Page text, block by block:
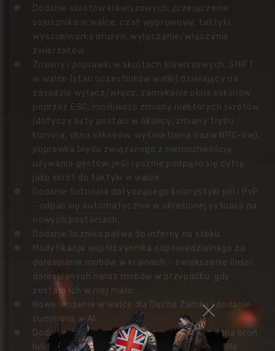
Dodanie skrótów klawiszowych: przełączenie
sojusznika w walce, czat wyprawowy, taktyki,
wyszukiwarka drużyn, wyłączanie/włączanie
zwierzaków.
Zmiany i poprawki w skrótach klawiszowych: SHIFT
w walce (stan uczestników walki) działający na
zasadzie wyłącz/włącz, zamykanie okna eliksirów
poprzez ESC, możliwość zmiany niektórych skrótów
(dotyczy listy postaci w okolicy, zmiany trybu
kursora, okna eliksirów, wyświetlania nazw NPC-ów),
poprawka błędu związanego z niemożliwością
używania gestów, jeśli ręcznie podpięło się cyfrę
jako skrót do taktyki w walce.
Dodanie tutoriala dotyczącego kolorystyki pól i PvP
- odpali się automatycznie w określonej sytuacji na
nowych postaciach.
Dodanie licznika paliwa do inferny na stoku.
Modyfikacja współczynnika odpowiedzialnego za
dorespianie mobów w krainach - zwiększenie ilości
dorespianych naraz mobów w przypadku, gdy
zostało ich w niej mało.
Nowe ułożenie w walce dla Ducha Zamku i dodanie
summona w AI.
Dodanie informacji w sklepie premium, że dana broń
lub tarcza nie jest sprzętem dedykowanym dla